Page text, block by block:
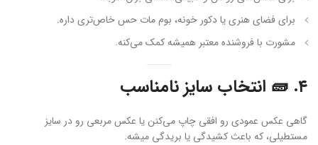
برای فضای هنری یا دکور خونه، بوم مات حس خاص‌تری داره.
مشورت با فروشنده معتبر همیشه کمک می‌کنه.
۴. 🧱 انتخاب سایز نامناسب
گاهی عکس عمودی رو افقی چاپ می‌کنن یا عکس مربعی رو در سایز
مستطیلی، که باعث کشیدگی یا بریدگی میشه.